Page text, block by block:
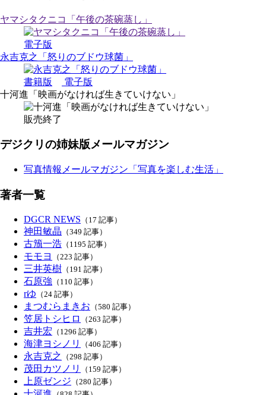
ヤマシタクニコ「午後の茶碗蒸し」
電子版
永吉克之「怒りのブドウ球菌」
書籍版
電子版
十河進「映画がなければ生きていけない」
販売終了
デジクリの姉妹版メールマガジン
写真情報メールマガジン「写真を楽しむ生活」
著者一覧
DGCR NEWS （17 記事）
神田敏晶 （349 記事）
古籏一浩 （1195 記事）
モモヨ （223 記事）
三井英樹 （191 記事）
石原強 （110 記事）
rゆ （24 記事）
まつむらまきお （580 記事）
笠居トシヒロ （263 記事）
吉井宏 （1296 記事）
海津ヨシノリ （406 記事）
永吉克之 （298 記事）
茂田カツノリ （159 記事）
上原ゼンジ （280 記事）